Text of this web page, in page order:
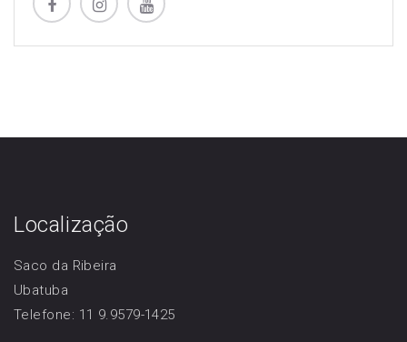
Localização
Saco da Ribeira
Ubatuba
Telefone: 11 9.9579-1425